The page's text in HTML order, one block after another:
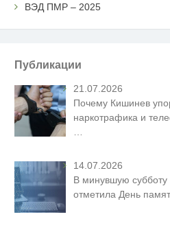
ВЭД ПМР – 2025
Публикации
21.07.2026
Почему Кишинев
наркотрафика и
…
14.07.2026
В минувшую
отметила День